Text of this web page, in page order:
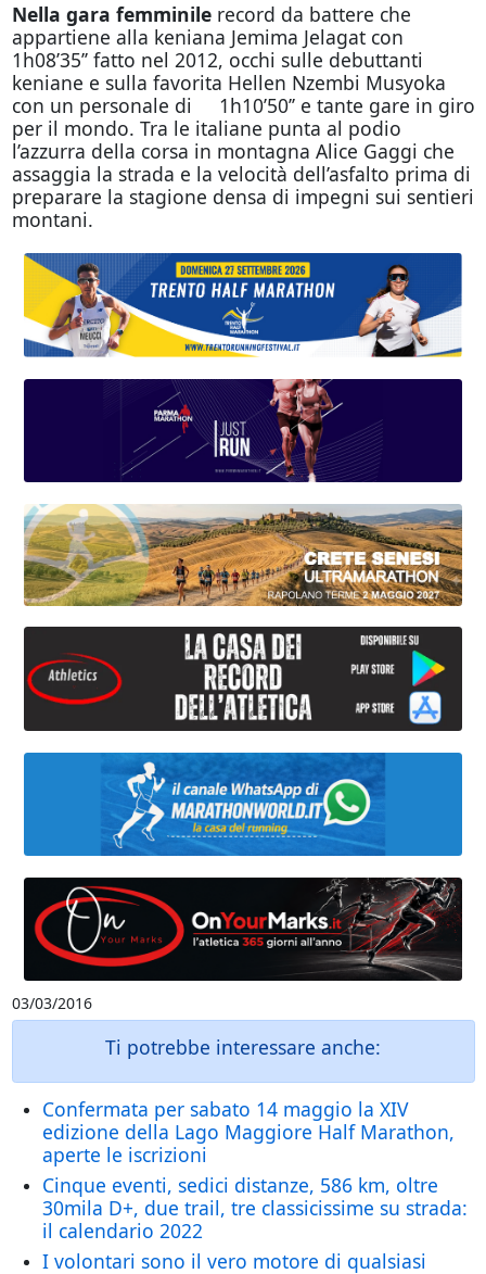
Nella gara femminilerecord da battere che
appartiene alla keniana Jemima Jelagat con
1h08’35’’ fatto nel 2012, occhi sulle debuttanti
keniane e sulla favorita Hellen Nzembi Musyoka
con un personale di 1h10’50’’ e tante gare in giro
per il mondo. Tra le italiane punta al podio
l’azzurra della corsa in montagna Alice Gaggi che
assaggia la strada e la velocità dell’asfalto prima di
preparare la stagione densa di impegni sui sentieri
montani.
03/03/2016
Ti potrebbe interessare anche:
Confermata per sabato 14 maggio la XIV
edizione della Lago Maggiore Half Marathon,
aperte le iscrizioni
Cinque eventi, sedici distanze, 586 km, oltre
30mila D+, due trail, tre classicissime su strada:
il calendario 2022
I volontari sono il vero motore di qualsiasi